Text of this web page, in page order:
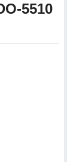
5510